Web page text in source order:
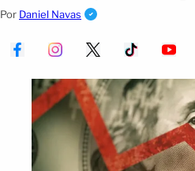
afectarte si vives en EE.UU.
Por Daniel Navas